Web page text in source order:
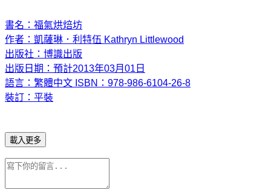
書名：福氣烘焙坊
作者：凱薩琳．利特伍 Kathryn Littlewood
出版社：博識出版
出版日期：預計2013年03月01日
語言：繁體中文 ISBN：978-986-6104-26-8
裝訂：平裝
載入更多